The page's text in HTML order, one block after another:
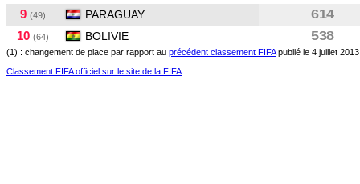
9 (49) PARAGUAY
614
10 (64) BOLIVIE 538
(1) : changement de place par rapport au précédent classement FIFApublié le 4 juillet 2013
Classement FIFA officiel sur le site de la FIFA